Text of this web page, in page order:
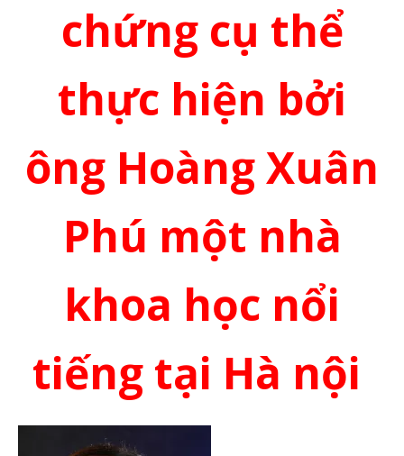
chứng cụ thể
thực hiện bởi
ông Hoàng Xuân
Phú một nhà
khoa học nổi
tiếng tại Hà nội